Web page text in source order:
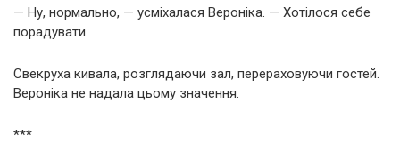
— Ну, нормально, — усміхалася Вероніка. — Хотілося себе
порадувати.
Свекруха кивала, розглядаючи зал, перераховуючи гостей.
Вероніка не надала цьому значення.
***